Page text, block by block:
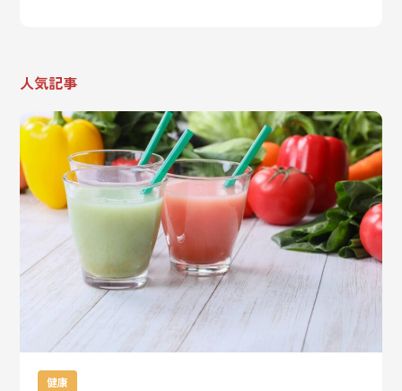
人気記事
健康